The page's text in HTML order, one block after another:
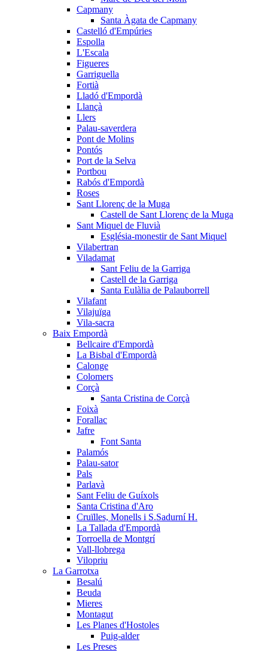
Capmany
Santa Àgata de Capmany
Castelló d'Empúries
Espolla
L'Escala
Figueres
Garriguella
Fortià
Lladó d'Empordà
Llançà
Llers
Palau-saverdera
Pont de Molins
Pontós
Port de la Selva
Portbou
Rabós d'Empordà
Roses
Sant Llorenç de la Muga
Castell de Sant Llorenç de la Muga
Sant Miquel de Fluvià
Església-monestir de Sant Miquel
Vilabertran
Viladamat
Sant Feliu de la Garriga
Castell de la Garriga
Santa Eulàlia de Palauborrell
Vilafant
Vilajuïga
Vila-sacra
Baix Empordà
Bellcaire d'Empordà
La Bisbal d'Empordà
Calonge
Colomers
Corçà
Santa Cristina de Corçà
Foixà
Forallac
Jafre
Font Santa
Palamós
Palau-sator
Pals
Parlavà
Sant Feliu de Guíxols
Santa Cristina d'Aro
Cruïlles, Monells i S.Sadurní H.
La Tallada d'Empordà
Torroella de Montgrí
Vall-llobrega
Vilopriu
La Garrotxa
Besalú
Beuda
Mieres
Montagut
Les Planes d'Hostoles
Puig-alder
Les Preses